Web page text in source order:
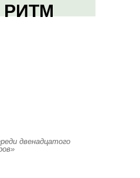
двенадцатого